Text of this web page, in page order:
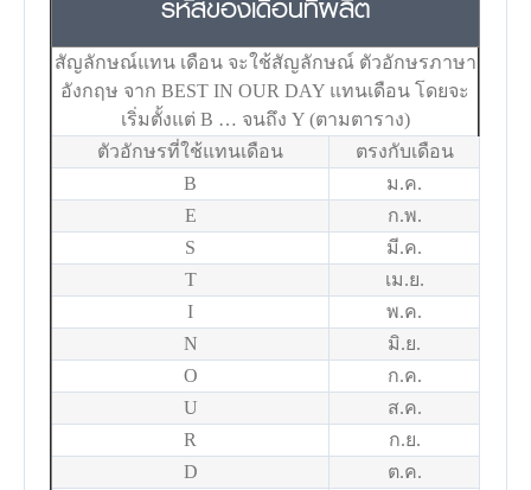
สัญลักษณ์แทน เดือน จะใช้สัญลักษณ์ ตัวอักษรภาษา
อังกฤษ จาก BEST IN OUR DAY แทนเดือน โดยจะ
เริ่มตั้งแต่ B … จนถึง Y (ตามตาราง)
ตัวอักษรที่ใช้แทนเดือน
ตรงกับเดือน
B
ม.ค.
E
ก.พ.
S
มี.ค.
T
เม.ย.
I
พ.ค.
N
มิ.ย.
O
ก.ค.
U
ส.ค.
R
ก.ย.
D
ต.ค.